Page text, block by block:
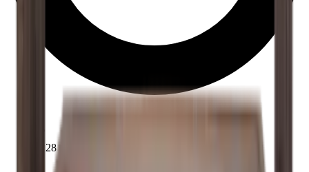
28 dní na odstoupení od smlouvy